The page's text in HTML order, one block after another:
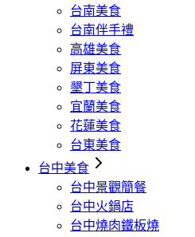
台南美食
台南伴手禮
高雄美食
屏東美食
墾丁美食
宜蘭美食
花蓮美食
台東美食
台中美食
台中景觀簡餐
台中火鍋店
台中燒肉鐵板燒